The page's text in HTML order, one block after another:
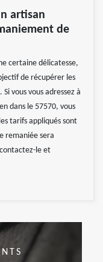
artisan
de
certaine délicatesse,
de récupérer les
vous vous adressez à
dans le 57570, vous
tarifs appliqués sont
remaniée sera
le et